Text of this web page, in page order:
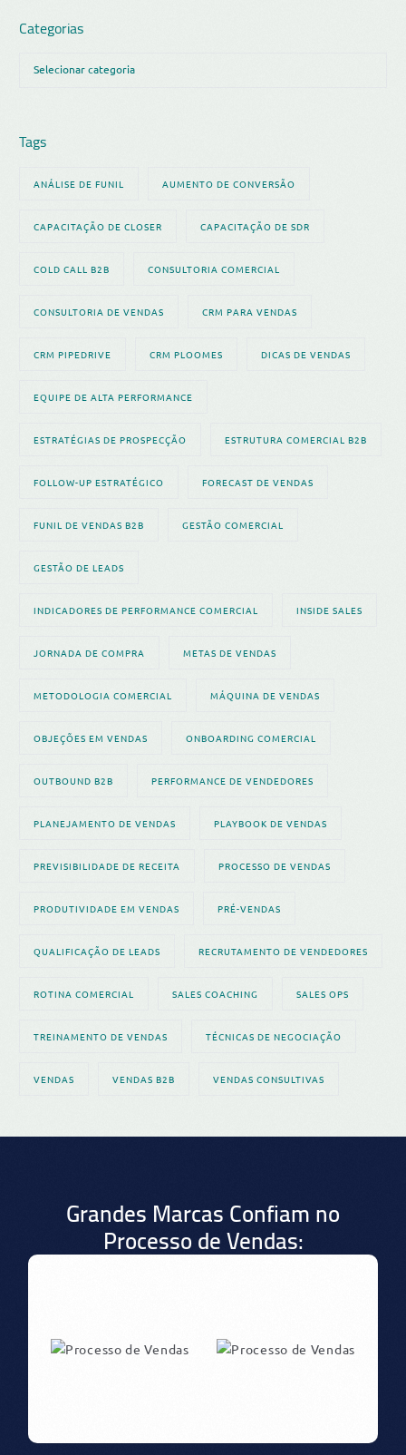
Categorias
Tags
ANÁLISE DE FUNIL AUMENTO DE CONVERSÃO
CAPACITAÇÃO DE CLOSER CAPACITAÇÃO DE SDR
COLD CALL B2B CONSULTORIA COMERCIAL
CONSULTORIA DE VENDAS CRM PARA VENDAS
CRM PIPEDRIVE CRM PLOOMES DICAS DE VENDAS
EQUIPE DE ALTA PERFORMANCE
ESTRATÉGIAS DE PROSPECÇÃO ESTRUTURA COMERCIAL B2B
FOLLOW-UP ESTRATÉGICO FORECAST DE VENDAS
FUNIL DE VENDAS B2B GESTÃO COMERCIAL
GESTÃO DE LEADS
INDICADORES DE PERFORMANCE COMERCIAL INSIDE SALES
JORNADA DE COMPRA METAS DE VENDAS
METODOLOGIA COMERCIAL MÁQUINA DE VENDAS
OBJEÇÕES EM VENDAS ONBOARDING COMERCIAL
OUTBOUND B2B PERFORMANCE DE VENDEDORES
PLANEJAMENTO DE VENDAS PLAYBOOK DE VENDAS
PREVISIBILIDADE DE RECEITA PROCESSO DE VENDAS
PRODUTIVIDADE EM VENDAS PRÉ-VENDAS
QUALIFICAÇÃO DE LEADS RECRUTAMENTO DE VENDEDORES
ROTINA COMERCIAL SALES COACHING SALES OPS
TREINAMENTO DE VENDAS TÉCNICAS DE NEGOCIAÇÃO
VENDAS VENDAS B2B VENDAS CONSULTIVAS
Grandes Marcas Confiam no
Processo de Vendas: